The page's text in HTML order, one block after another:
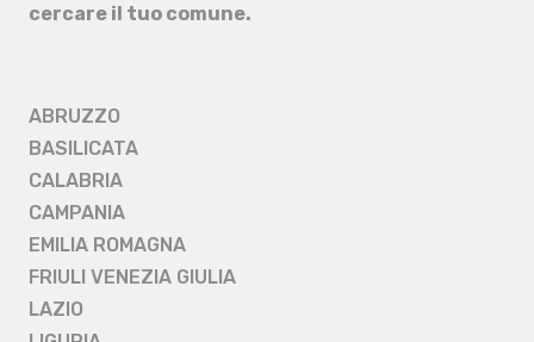
cercare il tuo comune.
ABRUZZO
BASILICATA
CALABRIA
CAMPANIA
EMILIA ROMAGNA
FRIULI VENEZIA GIULIA
LAZIO